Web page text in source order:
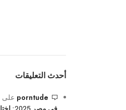
أحدث التعليقات
porntude على